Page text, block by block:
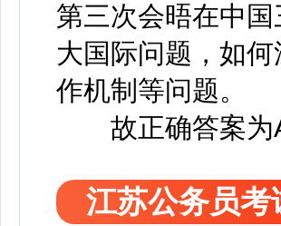
第三次会晤在中
大国际问题，如
作机制等问题。
故正确答案为A
江苏公务员考